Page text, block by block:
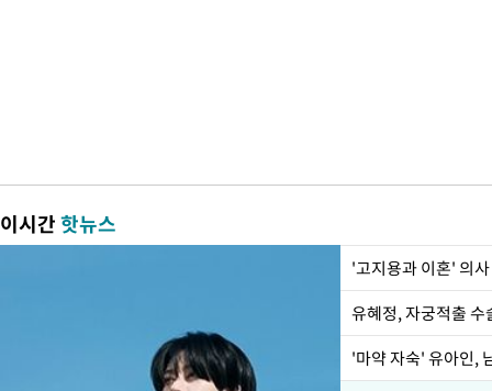
이시간핫뉴스
'고지용과 이혼' 의
유혜정, 자궁적출
'마약 자숙' 유아인,